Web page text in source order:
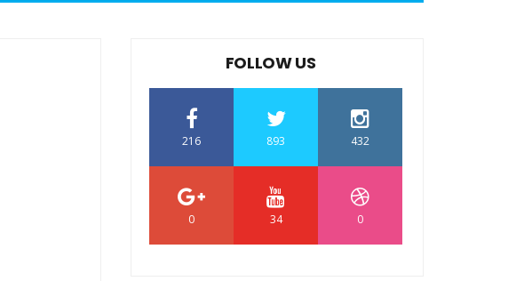
FOLLOW US
216 893 432
0 34 0